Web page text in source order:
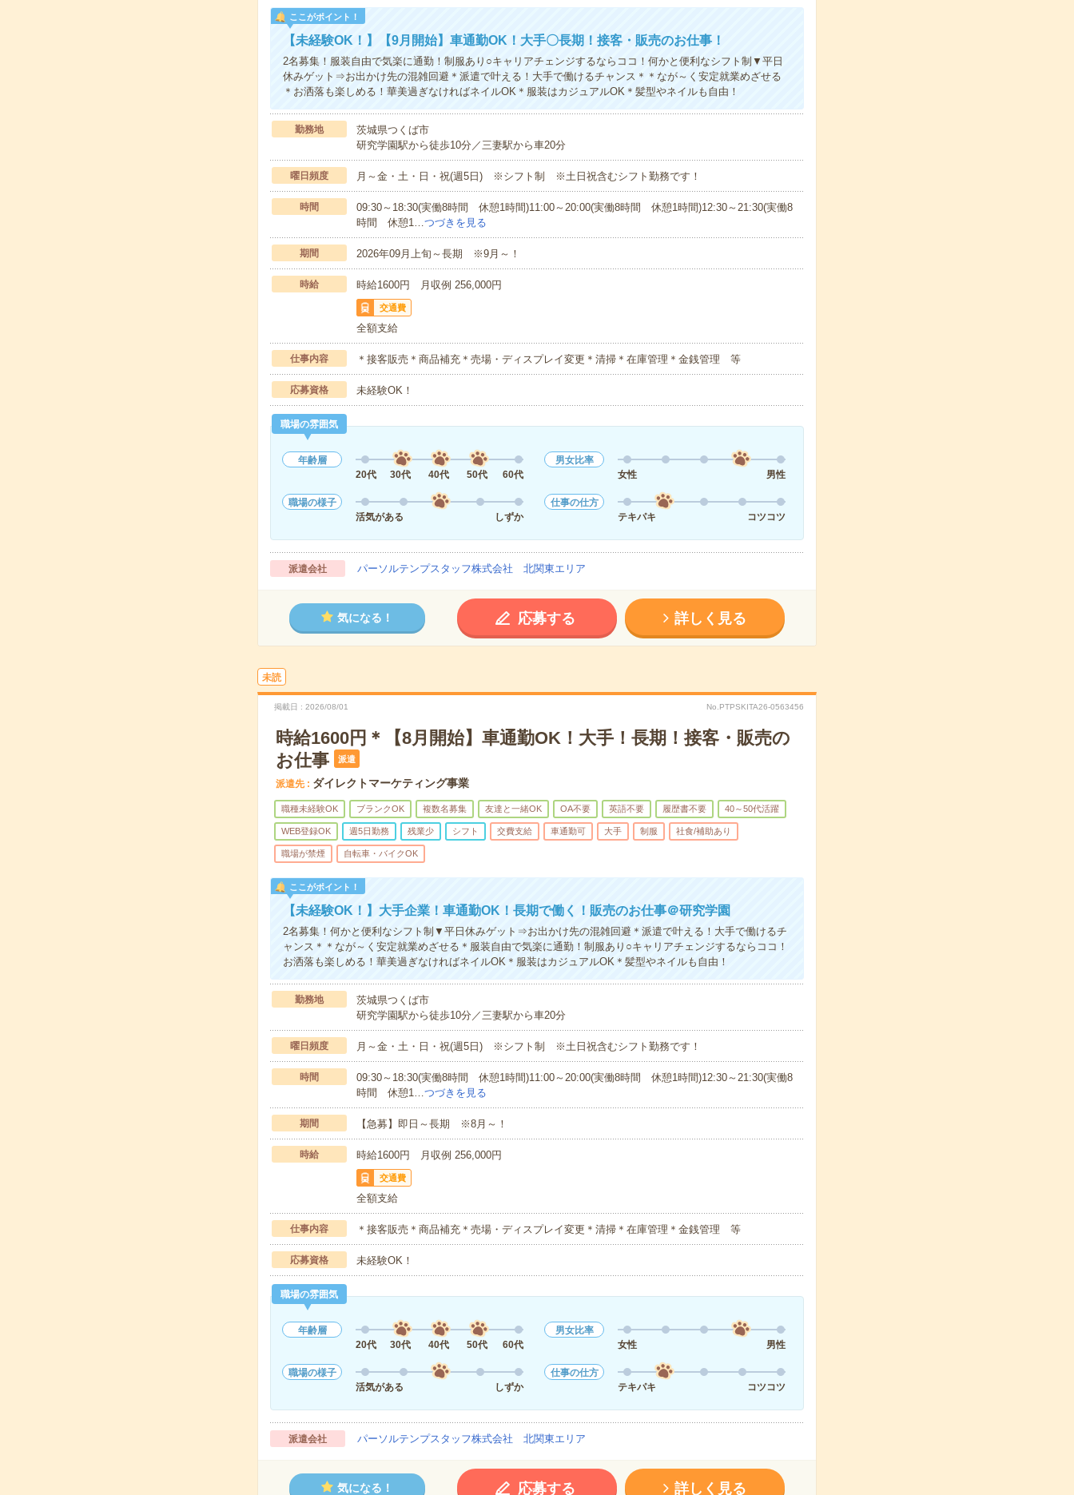
ここがポイント！
【未経験OK！】【9月開始】車通勤OK！大手〇長期！接客・販売のお仕事！
2名募集！服装自由で気楽に通勤！制服あり○キャリアチェンジするならココ！何かと便利なシフト制▼平日
休みゲット⇒お出かけ先の混雑回避＊派遣で叶える！大手で働けるチャンス＊＊なが～く安定就業めざせる
＊お洒落も楽しめる！華美過ぎなければネイルOK＊服装はカジュアルOK＊髪型やネイルも自由！
勤務地
茨城県つくば市
研究学園駅から徒歩10分／三妻駅から車20分
曜日頻度 月～金・土・日・祝(週5日) ※シフト制 ※土日祝含むシフト勤務です！
時間
09:30～18:30(実働8時間 休憩1時間)11:00～20:00(実働8時間 休憩1時間)12:30～21:30(実働8
時間 休憩1…つづきを見る
期間 2026年09月上旬～長期 ※9月～！
時給 時給1600円 月収例 256,000円
交通費
全額支給
仕事内容 ＊接客販売＊商品補充＊売場・ディスプレイ変更＊清掃＊在庫管理＊金銭管理 等
応募資格 未経験OK！
職場の雰囲気
年齢層
20代
30代 40代 50代 60代
男女比率
女性
男性
職場の様子
活気がある
しずか
仕事の仕方
テキパキ
コツコツ
派遣会社 パーソルテンプスタッフ株式会社 北関東エリア
気になる！ 応募する 詳しく見る
未読
掲載日 2026/08/01 No.PTPSKITA26-0563456
時給1600円＊【8月開始】車通勤OK！大手！長期！接客・販売の
お仕事
派遣
派遣先 ダイレクトマーケティング事業
職種未経験OK ブランクOK 複数名募集 友達と一緒OK OA不要 英語不要 履歴書不要 40～50代活躍
WEB登録OK 週5日勤務 残業少 シフト 交費支給 車通勤可 大手 制服 社食/補助あり
職場が禁煙 自転車・バイクOK
ここがポイント！
【未経験OK！】大手企業！車通勤OK！長期で働く！販売のお仕事＠研究学園
2名募集！何かと便利なシフト制▼平日休みゲット⇒お出かけ先の混雑回避＊派遣で叶える！大手で働けるチ
ャンス＊＊なが～く安定就業めざせる＊服装自由で気楽に通勤！制服あり○キャリアチェンジするならココ！
お洒落も楽しめる！華美過ぎなければネイルOK＊服装はカジュアルOK＊髪型やネイルも自由！
勤務地
茨城県つくば市
研究学園駅から徒歩10分／三妻駅から車20分
曜日頻度 月～金・土・日・祝(週5日) ※シフト制 ※土日祝含むシフト勤務です！
時間
09:30～18:30(実働8時間 休憩1時間)11:00～20:00(実働8時間 休憩1時間)12:30～21:30(実働8
時間 休憩1…つづきを見る
期間 【急募】即日～長期 ※8月～！
時給 時給1600円 月収例 256,000円
交通費
全額支給
仕事内容 ＊接客販売＊商品補充＊売場・ディスプレイ変更＊清掃＊在庫管理＊金銭管理 等
応募資格 未経験OK！
職場の雰囲気
年齢層
20代
30代 40代 50代 60代
男女比率
女性
男性
職場の様子
活気がある
しずか
仕事の仕方
テキパキ
コツコツ
派遣会社 パーソルテンプスタッフ株式会社 北関東エリア
気になる！ 応募する 詳しく見る